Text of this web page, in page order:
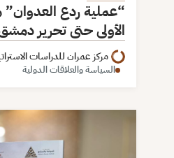
“عملية ردع
الأولى حتى تحرير
مركز عمران للدراسات
السياسة والعلاقات الدولية